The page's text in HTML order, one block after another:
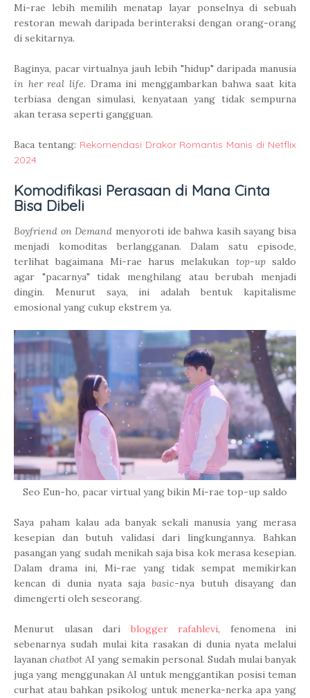
Mi-rae lebih memilih menatap layar ponselnya di sebuah
restoran mewah daripada berinteraksi dengan orang-orang
di sekitarnya.
Baginya, pacar virtualnya jauh lebih "hidup" daripada manusia
in her real life. Drama ini menggambarkan bahwa saat kita
terbiasa dengan simulasi, kenyataan yang tidak sempurna
akan terasa seperti gangguan.
Baca tentang: Rekomendasi Drakor Romantis Manis di Netflix
2024
Komodifikasi Perasaan di Mana Cinta
Bisa Dibeli
Boyfriend on Demand menyoroti ide bahwa kasih sayang bisa
menjadi komoditas berlangganan. Dalam satu episode,
terlihat bagaimana Mi-rae harus melakukan top-upsaldo
agar "pacarnya" tidak menghilang atau berubah menjadi
dingin. Menurut saya, ini adalah bentuk kapitalisme
emosional yang cukup ekstrem ya.
Seo Eun-ho, pacar virtual yang bikin Mi-rae top-up saldo
Saya paham kalau ada banyak sekali manusia yang merasa
kesepian dan butuh validasi dari lingkungannya. Bahkan
pasangan yang sudah menikah saja bisa kok merasa kesepian.
Dalam drama ini, Mi-rae yang tidak sempat memikirkan
kencan di dunia nyata sajabasic-nya butuh disayang dan
dimengerti oleh seseorang.
Menurut ulasan dari blogger rafahlevi, fenomena ini
sebenarnya sudah mulai kita rasakan di dunia nyata melalui
layanan chatbot AI yang semakin personal. Sudah mulai banyak
juga yang menggunakan AI untuk menggantikan posisi teman
curhat atau bahkan psikolog untuk menerka-nerka apa yang